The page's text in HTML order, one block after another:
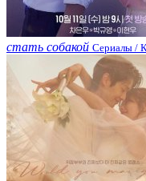
стать собакой Сериалы /